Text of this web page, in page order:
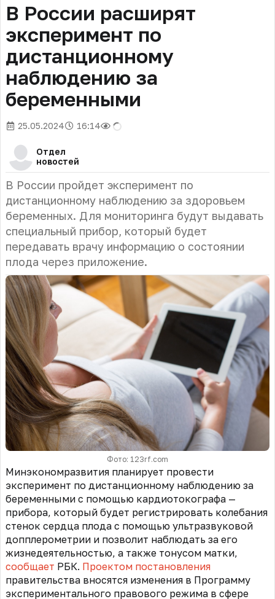
В России расширят
эксперимент по
дистанционному
наблюдению за
беременными
25.05.2024 16:14
Отдел
новостей
В России пройдет эксперимент по
дистанционному наблюдению за здоровьем
беременных. Для мониторинга будут выдавать
специальный прибор, который будет
передавать врачу информацию о состоянии
плода через приложение.
Фото: 123rf.com
Минэкономразвития планирует провести
эксперимент по дистанционному наблюдению за
беременными с помощью кардиотокографа —
прибора, который будет регистрировать колебания
стенок сердца плода с помощью ультразвуковой
допплерометрии и позволит наблюдать за его
жизнедеятельностью, а также тонусом матки,
сообщает РБК. Проектом постановления
правительства вносятся изменения в Программу
экспериментального правового режима в сфере